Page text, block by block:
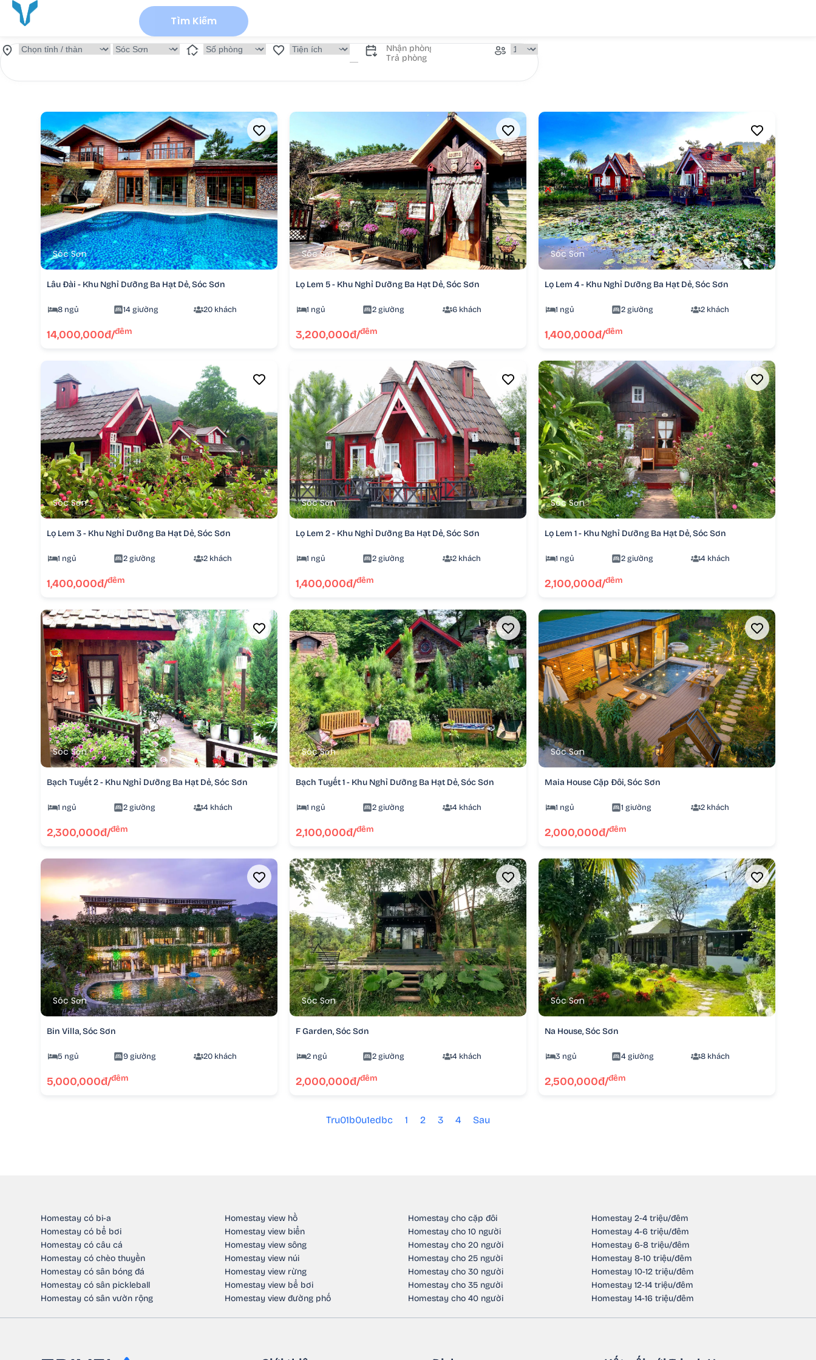
Tìm Kiếm
Sóc Sơn
Lâu Đài - Khu Nghỉ Dưỡng Ba Hạt Dẻ, Sóc Sơn
8 ngủ 14 giường 20 khách
14,000,000đ/đêm
Sóc Sơn
Lọ Lem 5 - Khu Nghỉ Dưỡng Ba Hạt Dẻ, Sóc Sơn
1 ngủ 2 giường 6 khách
3,200,000đ/đêm
Sóc Sơn
Lọ Lem 4 - Khu Nghỉ Dưỡng Ba Hạt Dẻ, Sóc Sơn
1 ngủ 2 giường 2 khách
1,400,000đ/đêm
Sóc Sơn
Lọ Lem 3 - Khu Nghỉ Dưỡng Ba Hạt Dẻ, Sóc Sơn
1 ngủ 2 giường 2 khách
1,400,000đ/đêm
Sóc Sơn
Lọ Lem 2 - Khu Nghỉ Dưỡng Ba Hạt Dẻ, Sóc Sơn
1 ngủ 2 giường 2 khách
1,400,000đ/đêm
Sóc Sơn
Lọ Lem 1 - Khu Nghỉ Dưỡng Ba Hạt Dẻ, Sóc Sơn
1 ngủ 2 giường 4 khách
2,100,000đ/đêm
Sóc Sơn
Bạch Tuyết 2 - Khu Nghỉ Dưỡng Ba Hạt Dẻ, Sóc Sơn
1 ngủ 2 giường 4 khách
2,300,000đ/đêm
Sóc Sơn
Bạch Tuyết 1 - Khu Nghỉ Dưỡng Ba Hạt Dẻ, Sóc Sơn
1 ngủ 2 giường 4 khách
2,100,000đ/đêm
Sóc Sơn
Maia House Cặp Đôi, Sóc Sơn
1 ngủ 1 giường 2 khách
2,000,000đ/đêm
Sóc Sơn
Bin Villa, Sóc Sơn
5 ngủ 9 giường 20 khách
5,000,000đ/đêm
Sóc Sơn
F Garden, Sóc Sơn
2 ngủ 2 giường 4 khách
2,000,000đ/đêm
Sóc Sơn
Na House, Sóc Sơn
3 ngủ 4 giường 8 khách
2,500,000đ/đêm
Tru01b0u1edbc 1 2 3 4 Sau
Homestay có bi-a
Homestay có bể bơi
Homestay có câu cá
Homestay có chèo thuyền
Homestay có sân bóng đá
Homestay có sân pickleball
Homestay có sân vườn rộng
Homestay view hồ
Homestay view biển
Homestay view sông
Homestay view núi
Homestay view rừng
Homestay view bể bơi
Homestay view đường phố
Homestay cho cặp đôi
Homestay cho 10 người
Homestay cho 20 người
Homestay cho 25 người
Homestay cho 30 người
Homestay cho 35 người
Homestay cho 40 người
Homestay 2-4 triệu/đêm
Homestay 4-6 triệu/đêm
Homestay 6-8 triệu/đêm
Homestay 8-10 triệu/đêm
Homestay 10-12 triệu/đêm
Homestay 12-14 triệu/đêm
Homestay 14-16 triệu/đêm